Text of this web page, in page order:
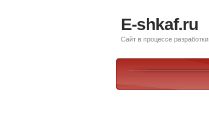
E-shkaf.ru
Сайт в процессе разработки